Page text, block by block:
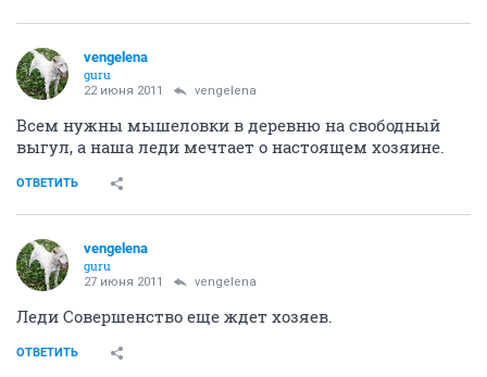
vengelena
guru
22 июня 2011 vengelena
Всем нужны мышеловки в деревню на свободный
выгул, а наша леди мечтает о настоящем хозяине.
ОТВЕТИТЬ
vengelena
guru
27 июня 2011 vengelena
Леди Совершенство еще ждет хозяев.
ОТВЕТИТЬ